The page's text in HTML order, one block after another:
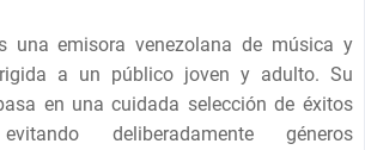
una emisora ​​venezolana de música y
a un público joven y adulto. Su
en una cuidada selección de éxitos
deliberadamente géneros